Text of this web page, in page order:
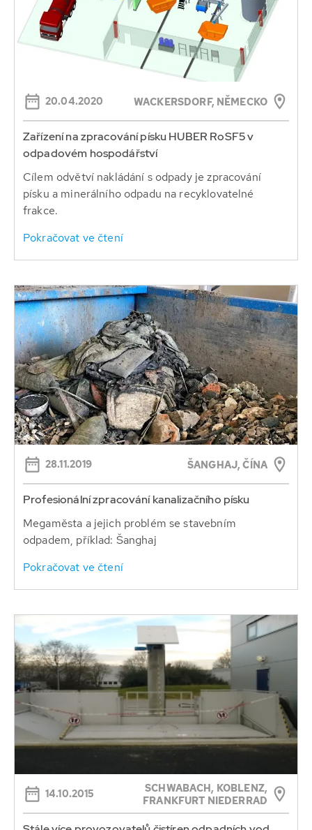
20.04.2020 WACKERSDORF, NĚMECKO
Zařízení na zpracování písku HUBER RoSF5 v
odpadovém hospodářství
Cílem odvětví nakládání s odpady je zpracování
písku a minerálního odpadu na recyklovatelné
frakce.
Pokračovat ve čtení
28.11.2019 ŠANGHAJ, ČÍNA
Profesionální zpracování kanalizačního písku
Megaměsta a jejich problém se stavebním
odpadem, příklad: Šanghaj
Pokračovat ve čtení
14.10.2015
SCHWABACH, KOBLENZ,
FRANKFURT NIEDERRAD